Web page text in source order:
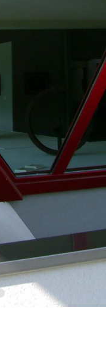
para la
se conecta
todas ellas
la invención
y el
abierta.
por Parisi-Valle,
las que
y Birolli. En
crecer y ha
y Longaretti.
cuatro o cinco
la estructura y
permanente.